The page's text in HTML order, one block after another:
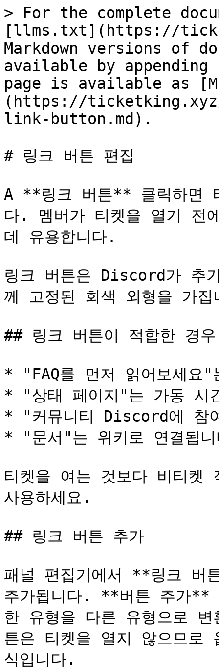
> For the complete
[llms.txt](https://
Markdown versions of
available by
page is available as
(https://
link-button.md).
# 링크 버튼 편집
A **링크 버튼** 클릭하면
다. 멤버가 티켓을 열기 전
데 유용합니다.
링크 버튼은 Discord가 추
께 고정된 회색 외형을 가
## 링크 버튼이 적합한 경우
* "FAQ를 먼저 읽어보세요"
* "상태 페이지"는 가동 시
* "커뮤니티 Discord에 참
* "문서"는 위키로 연결됩
티켓을 여는 것보다 비티켓
사용하세요.
## 링크 버튼 추가
패널 편집기에서 **링크
추가됩니다. **버튼 추가
한 유형을 다른 유형으로
튼은 티켓을 열지 않으므로
식입니다.